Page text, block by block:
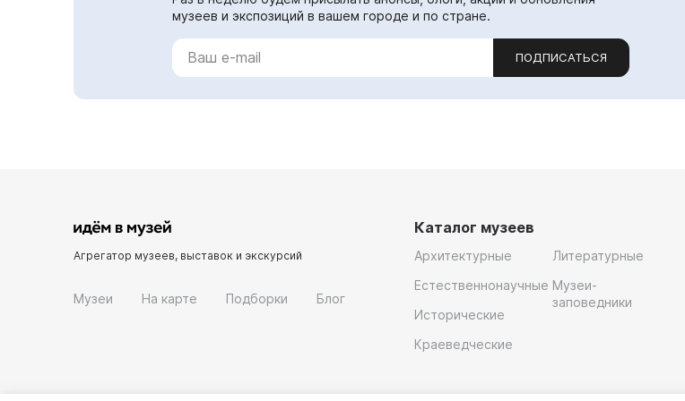
музеев и экспозиций в вашем городе и по стране.
ПОДПИСАТЬСЯ
Агрегатор музеев, выставок и экскурсий
Музеи На карте Подборки Блог
Каталог музеев
Архитектурные
Естественнонаучные
Исторические
Краеведческие
Литературные
Музеи-
заповедники